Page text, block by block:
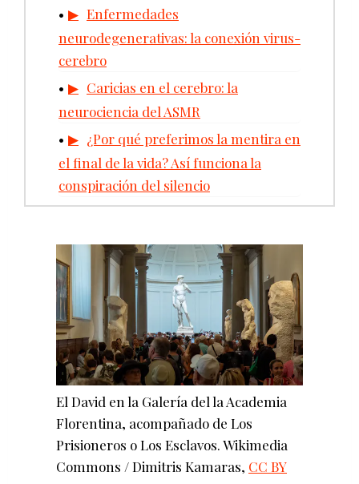
Enfermedades
neurodegenerativas: la conexión virus-
cerebro
Caricias en el cerebro: la
neurociencia del ASMR
¿Por qué preferimos la mentira en
el final de la vida? Así funciona la
conspiración del silencio
El David en la Galería del la Academia
Florentina, acompañado de Los
Prisioneros o Los Esclavos.Wikimedia
Commons / Dimitris Kamaras, CC BY